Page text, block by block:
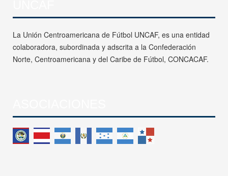
La Unión Centroamericana de Fútbol UNCAF, es una entidad
colaboradora, subordinada y adscrita a la Confederación
Norte, Centroamericana y del Caribe de Fútbol, CONCACAF.